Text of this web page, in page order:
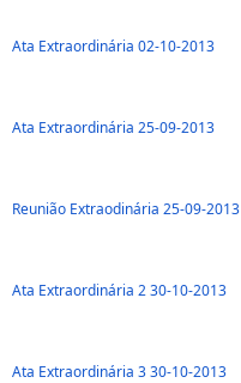
Ata Extraordinária 02-10-2013
Ata Extraordinária 25-09-2013
Reunião Extraodinária 25-09-2013
Ata Extraordinária 2 30-10-2013
Ata Extraordinária 3 30-10-2013